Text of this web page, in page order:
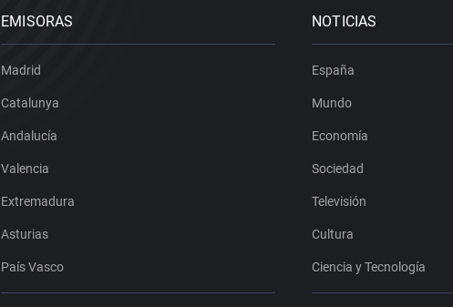
EMISORAS
Madrid
Catalunya
Andalucía
Valencia
Extremadura
Asturias
País Vasco
NOTICIAS
España
Mundo
Economía
Sociedad
Televisión
Cultura
Ciencia y Tecnología